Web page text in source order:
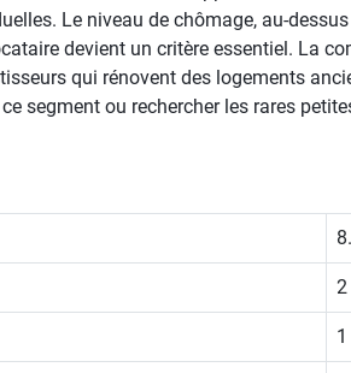
Le niveau de chômage, au-
devient un critère essentiel. La
qui rénovent des logements
segment ou rechercher les rares
2